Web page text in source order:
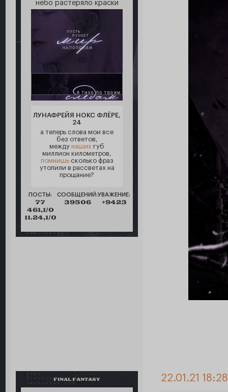
небо растеряло краски
ЛУНАФРЕЙЯ НОКС ФЛЁРЕ,
24
а теперь слова мои все
без ответов,
между наших губ
миллион километров,
помнишьсколько фраз
утопили в рассветах на
прощание?
ПОСТЫ:
77
461,1/0
11.24,1/0
СООБЩЕНИЙ:
39506
УВАЖЕНИЕ:
+9423
FINAL FANTASY 22.01.21